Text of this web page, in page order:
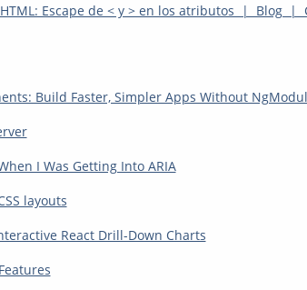
Escape de < y > en los atributos | Blog |
Build Faster, Simpler Apps Without
I Was Getting Into ARIA
layouts
React Drill-Down Charts